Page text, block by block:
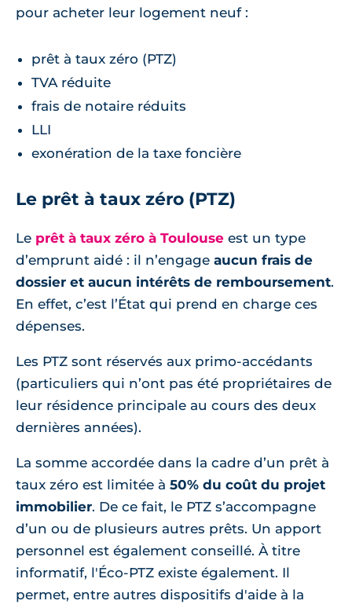
pour acheter leur logement neuf :
prêt à taux zéro (PTZ)
TVA réduite
frais de notaire réduits
LLI
exonération de la taxe foncière
Le prêt à taux zéro (PTZ)
Le prêt à taux zéro à Toulouse est un type
d’emprunt aidé : il n’engage aucun frais de
dossier et aucun intérêts de remboursement.
En effet, c’est l’État qui prend en charge ces
dépenses.
Les PTZ sont réservés aux primo-accédants
(particuliers qui n’ont pas été propriétaires de
leur résidence principale au cours des deux
dernières années).
La somme accordée dans la cadre d’un prêt à
taux zéro est limitée à 50% du coût du projet
immobilier. De ce fait, le PTZ s’accompagne
d’un ou de plusieurs autres prêts. Un apport
personnel est également conseillé. À titre
informatif, l'Éco-PTZ existe également. Il
permet, entre autres dispositifs d'aide à la